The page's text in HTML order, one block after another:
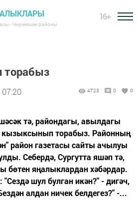
- Чирмешән районы
16+
торабыз
4723 0 0
тә, райондагы, авылдагы
кызыксынып торабыз. Районның
район газетасы сайты ачылуы
Себердә, Сургутта яшәп тә,
бөтен яңалыклардан хәбәрдар.
шул булган икән?" - дигәч,
алдан ничек белдегез?" -...